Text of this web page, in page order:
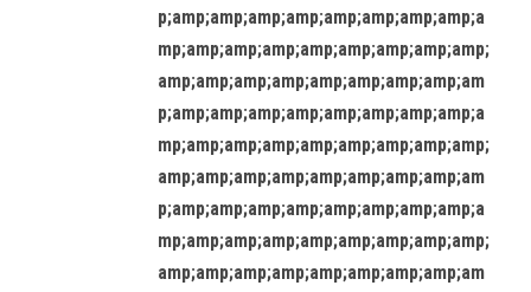
p;amp;amp;amp;amp;amp;amp;amp;amp;a
mp;amp;amp;amp;amp;amp;amp;amp;amp;
amp;amp;amp;amp;amp;amp;amp;amp;am
p;amp;amp;amp;amp;amp;amp;amp;amp;a
mp;amp;amp;amp;amp;amp;amp;amp;amp;
amp;amp;amp;amp;amp;amp;amp;amp;am
p;amp;amp;amp;amp;amp;amp;amp;amp;a
mp;amp;amp;amp;amp;amp;amp;amp;amp;
amp;amp;amp;amp;amp;amp;amp;amp;am